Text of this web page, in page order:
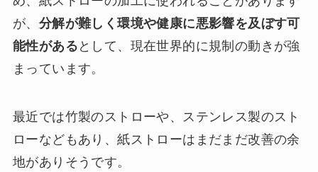
が、 分解が難しく環境や健康に悪影響を及ぼす可
能性がある として、現在世界的に規制の動きが強
まっています。
最近では竹製のストローや、ステンレス製のスト
ローなどもあり、紙ストローはまだまだ改善の余
地がありそうです。